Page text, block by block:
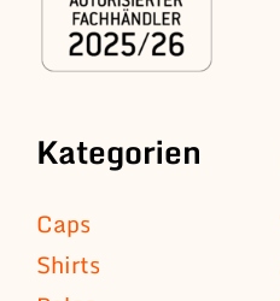
Kategorien
Caps
Shirts